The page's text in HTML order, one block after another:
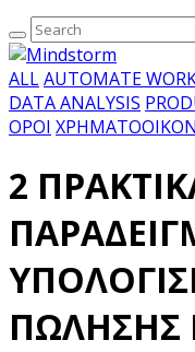
ALLAUTOMATE
DATA ANALYSIS
ΟΡΟΙ
2
ΠΩΛΗΣΗΣ